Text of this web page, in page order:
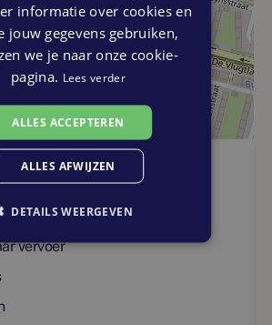
vervoer
informatie over cookies en
jouw gegevens gebruiken,
we je naar onze cookie-
pagina. Lees verder
ALLES ACCEPTEREN
ALLES AFWIJZEN
DETAILS WEERGEVEN